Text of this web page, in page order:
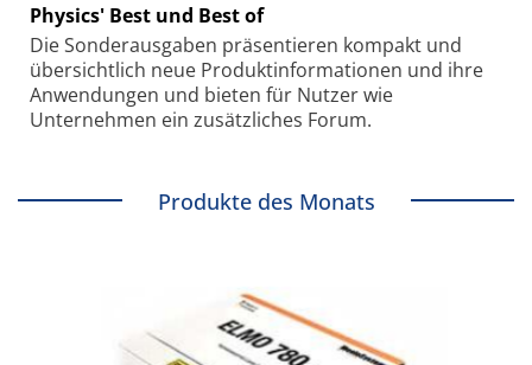
Physics' Best und Best of
Die Sonder­ausgaben präsentieren kompakt und
übersichtlich neue Produkt­informationen und ihre
Anwendungen und bieten für Nutzer wie
Unternehmen ein zusätzliches Forum.
Produkte des Monats